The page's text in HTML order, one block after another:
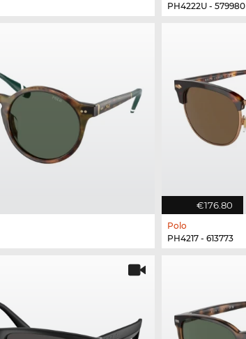
PH4222U - 579980
€176.80
Polo
PH4217 - 613773